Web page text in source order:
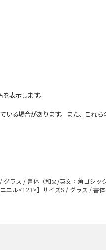
表示します。
る場合があります。また、これら
ラス / 書体（和文/英文：角ゴシック
エル<123>】サイズS / グラス / 書体